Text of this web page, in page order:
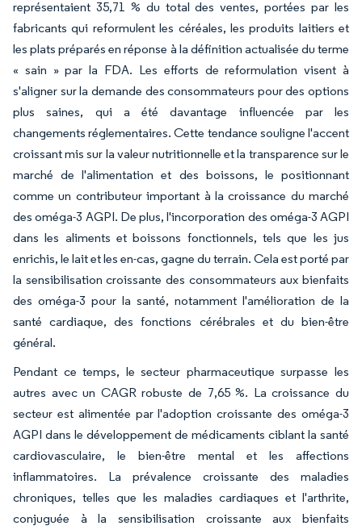
représentaient 35,71 % du total des ventes, portées par les
fabricants qui reformulent les céréales, les produits laitiers et
les plats préparés en réponse à la définition actualisée du terme
« sain » par la FDA. Les efforts de reformulation visent à
s'aligner sur la demande des consommateurs pour des options
plus saines, qui a été davantage influencée par les
changements réglementaires. Cette tendance souligne l'accent
croissant mis sur la valeur nutritionnelle et la transparence sur le
marché de l'alimentation et des boissons, le positionnant
comme un contributeur important à la croissance du marché
des oméga-3 AGPI. De plus, l'incorporation des oméga-3 AGPI
dans les aliments et boissons fonctionnels, tels que les jus
enrichis, le lait et les en-cas, gagne du terrain. Cela est porté par
la sensibilisation croissante des consommateurs aux bienfaits
des oméga-3 pour la santé, notamment l'amélioration de la
santé cardiaque, des fonctions cérébrales et du bien-être
général.
Pendant ce temps, le secteur pharmaceutique surpasse les
autres avec un CAGR robuste de 7,65 %. La croissance du
secteur est alimentée par l'adoption croissante des oméga-3
AGPI dans le développement de médicaments ciblant la santé
cardiovasculaire, le bien-être mental et les affections
inflammatoires. La prévalence croissante des maladies
chroniques, telles que les maladies cardiaques et l'arthrite,
conjuguée à la sensibilisation croissante aux bienfaits